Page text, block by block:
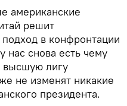
американские
решит
в конфронтации
снова есть чему
высшую лигу
не изменят никакие
президента.